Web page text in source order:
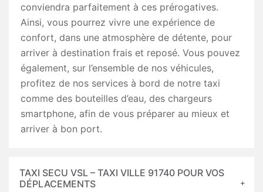
conviendra parfaitement à ces prérogatives.
Ainsi, vous pourrez vivre une expérience de
confort, dans une atmosphère de détente, pour
arriver à destination frais et reposé. Vous pouvez
également, sur l’ensemble de nos véhicules,
profitez de nos services à bord de notre taxi
comme des bouteilles d’eau, des chargeurs
smartphone, afin de vous préparer au mieux et
arriver à bon port.
TAXI SECU VSL – TAXI VILLE 91740 POUR VOS
DÉPLACEMENTS